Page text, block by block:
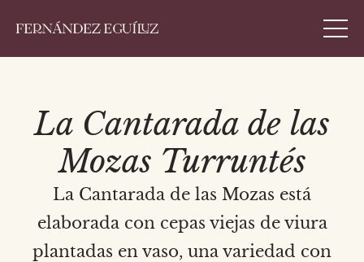
La Cantarada de las
Mozas Turruntés
La Cantarada de las Mozas está
elaborada con cepas viejas de viura
plantadas en vaso, una variedad con